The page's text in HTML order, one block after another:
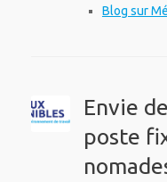
Blog sur
Envie
poste